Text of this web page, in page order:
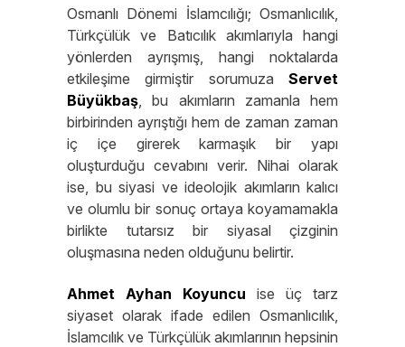
Osmanlı Dönemi İslamcılığı; Osmanlıcılık,
Türkçülük ve Batıcılık akımlarıyla hangi
yönlerden ayrışmış, hangi noktalarda
etkileşime girmiştir sorumuza Servet
Büyükbaş, bu akımların zamanla hem
birbirinden ayrıştığı hem de zaman zaman
iç içe girerek karmaşık bir yapı
oluşturduğu cevabını verir. Nihai olarak
ise, bu siyasi ve ideolojik akımların kalıcı
ve olumlu bir sonuç ortaya koyamamakla
birlikte tutarsız bir siyasal çizginin
oluşmasına neden olduğunu belirtir.
Ahmet Ayhan Koyuncu ise üç tarz
siyaset olarak ifade edilen Osmanlıcılık,
İslamcılık ve Türkçülük akımlarının hepsinin